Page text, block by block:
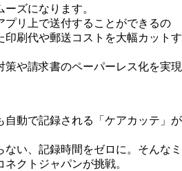
ズになります。
プリ上で送付することができるの
印刷代や郵送コストを大幅カットす
や請求書のペーパーレス化を実現
自動で記録される「ケアカッテ」が
い、記録時間をゼロに。そんなミ
クトジャパンが挑戦。